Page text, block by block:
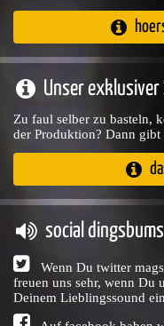
Unser exklusiver
Zu faul selber zu basteln,
der Produktion? Dann
social dingsbums
Wenn Du twitter
freuen uns sehr, wenn Du
Deinem Lieblingssound